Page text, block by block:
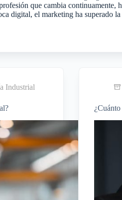
que cambia continuamente,
digital, el marketing ha superado la
Industrial